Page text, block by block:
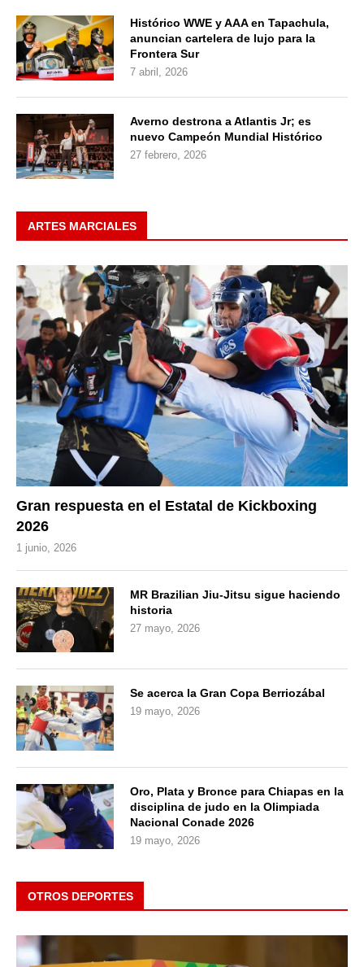
Histórico WWE y AAA en Tapachula,
anuncian cartelera de lujo para la
Frontera Sur
7 abril, 2026
Averno destrona a Atlantis Jr; es
nuevo Campeón Mundial Histórico
27 febrero, 2026
ARTES MARCIALES
Gran respuesta en el Estatal de Kickboxing
2026
1 junio, 2026
MR Brazilian Jiu-Jitsu sigue haciendo
historia
27 mayo, 2026
Se acerca la Gran Copa Berriozábal
19 mayo, 2026
Oro, Plata y Bronce para Chiapas en la
disciplina de judo en la Olimpiada
Nacional Conade 2026
19 mayo, 2026
OTROS DEPORTES